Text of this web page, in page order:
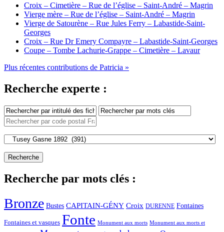
Croix – Cimetière – Rue de l’église – Saint-André – Magrin
Vierge mère – Rue de l’église – Saint-André – Magrin
Vierge de Satourène – Rue Jules Ferry – Labastide-Saint-
Georges
Croix – Rue Dr Emery Compayre – Labastide-Saint-Georges
Coupe – Tombe Lachurie-Grappe – Cimetière – Lavaur
Plus récentes contributions de Patricia »
Recherche experte :
Recherche par mots clés :
Bronze Bustes CAPITAIN-GÉNY Croix DURENNE Fontaines
Fontaines et vasques Fonte Monument aux morts Monument aux morts et